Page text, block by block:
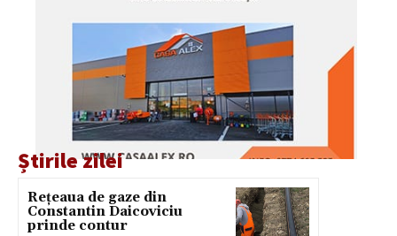
Știrile zilei
Rețeaua de gaze din
Constantin Daicoviciu
prinde contur